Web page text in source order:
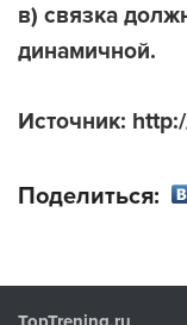
в) связка
динамичной.
Источник:
Поделиться: